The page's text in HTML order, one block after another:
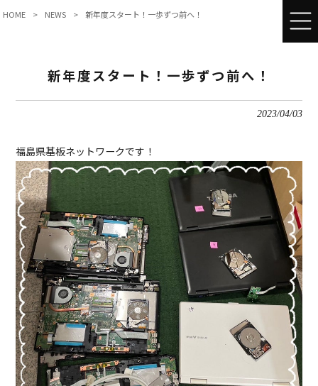
HOME > NEWS > 新年度スタート！一歩ずつ前へ！
新年度スタート！一歩ずつ前へ！
2023/04/03
福島県基板ネットワークです！